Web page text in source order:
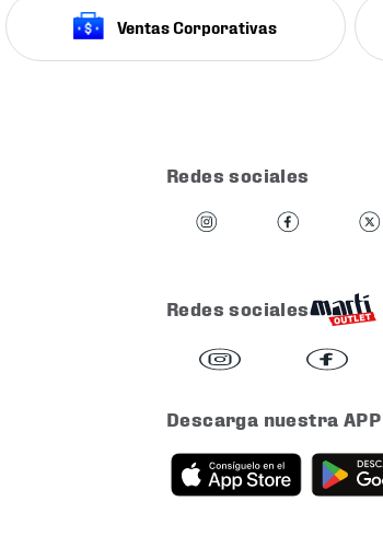
Ventas Corporativas
Redes sociales
Redes sociales
Descarga nuestra APP